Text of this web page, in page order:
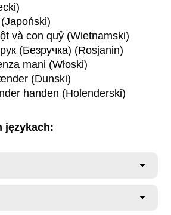
(Japoński)
và con quỷ (Wietnamski)
(Безручка) (Rosjanin)
mani (Włoski)
(Dunski)
handen (Holenderski)
językach: